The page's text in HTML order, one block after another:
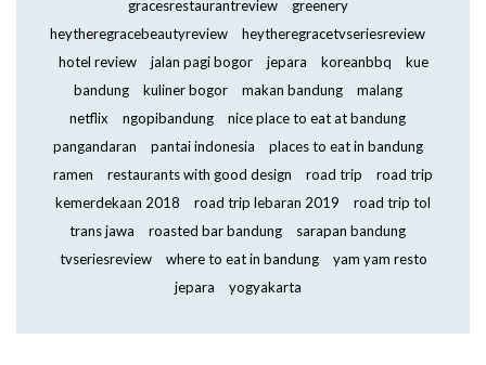
gracesrestaurantreview
greenery
heytheregracebeautyreview
heytheregracetvseriesreview
hotel review
jalan pagi bogor jepara koreanbbq
kue
bandung
kuliner bogor makan bandung
malang
netflix
ngopibandung
nice place to eat at bandung
pangandaran
pantai indonesia
places to eat in bandung
ramen
restaurants with good design road trip
road trip
kemerdekaan 2018
road trip lebaran 2019
road trip tol
trans jawa
roasted bar bandung
sarapan bandung
tvseriesreview
where to eat in bandung
yam yam resto
jepara
yogyakarta